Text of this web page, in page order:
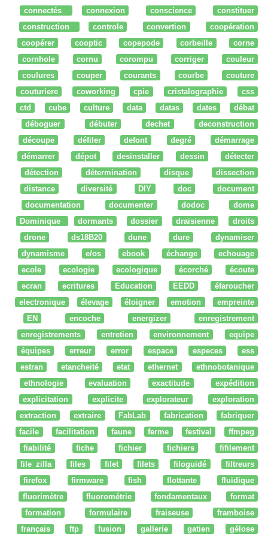
connectés
connexion conscience
constituer
construction
controle convertion
coopération
coopérer
cooptic copepode corbeille
corne
cornhole
cornu corompu corriger
couleur
coulures
couper courants courbe
couture
couturiere
coworking cpie cristalographie
css
ctd
cube culture data datas dates
débat
déboguer
débuter dechet
deconstruction
découpe
défiler defont degré
démarrage
démarrer
dépot desinstaller dessin
détecter
détection
détermination disque
dissection
distance
diversité DIY doc
document
documentation
documenter dodoc
dome
Dominique
dormants dossier draisienne
droits
drone
ds18B20 dune dure
dynamiser
dynamisme
e/os ebook échange
echouage
ecole
ecologie ecologique écorché
écoute
ecran
ecritures Education EEDD
éfaroucher
electronique
élevage éloigner emotion
empreinte
EN
encoche energizer
enregistrement
enregistrements
entretien environnement
equipe
équipes
erreur error espace especes
ess
estran
etancheité etat ethernet
ethnobotanique
ethnologie
evaluation exactitude
expédition
explicitation
explicite explorateur
exploration
extraction
extraire FabLab fabrication
fabriquer
facile
facilitation faune ferme festival
ffmpeg
fiabilité
fiche fichier fichiers
fifilement
file zilla
files filet filets filoguidé
filtreurs
firefox
firmware fish flottante
fluidique
fluorimètre
fluorométrie fondamentaux
format
formation
formulaire fraiseuse
framboise
français
ftp fusion gallerie gatien gélose